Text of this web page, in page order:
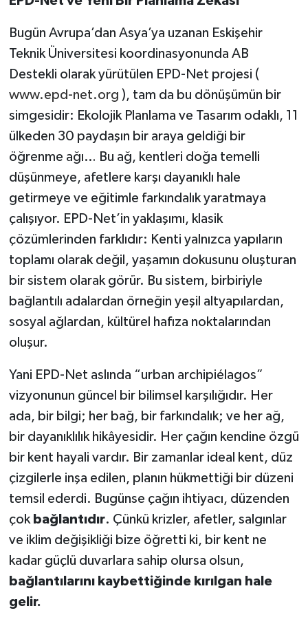
Bugün Avrupa’dan Asya’ya uzanan Eskişehir
Teknik Üniversitesi koordinasyonunda AB
Destekli olarak yürütülen EPD-Net projesi (
www.epd-net.org ), tam da bu dönüşümün bir
simgesidir: Ekolojik Planlama ve Tasarım odaklı, 11
ülkeden 30 paydaşın bir araya geldiği bir
öğrenme ağı… Bu ağ, kentleri doğa temelli
düşünmeye, afetlere karşı dayanıklı hale
getirmeye ve eğitimle farkındalık yaratmaya
çalışıyor. EPD-Net’in yaklaşımı, klasik
çözümlerinden farklıdır: Kenti yalnızca yapıların
toplamı olarak değil, yaşamın dokusunu oluşturan
bir sistem olarak görür. Bu sistem, birbiriyle
bağlantılı adalardan örneğin yeşil altyapılardan,
sosyal ağlardan, kültürel hafıza noktalarından
oluşur.
Yani EPD-Net aslında “urban archipiélagos”
vizyonunun güncel bir bilimsel karşılığıdır. Her
ada, bir bilgi; her bağ, bir farkındalık; ve her ağ,
bir dayanıklılık hikâyesidir. Her çağın kendine özgü
bir kent hayali vardır. Bir zamanlar ideal kent, düz
çizgilerle inşa edilen, planın hükmettiği bir düzeni
temsil ederdi. Bugünse çağın ihtiyacı, düzenden
çok bağlantıdır. Çünkü krizler, afetler, salgınlar
ve iklim değişikliği bize öğretti ki, bir kent ne
kadar güçlü duvarlara sahip olursa olsun,
bağlantılarını kaybettiğinde kırılgan hale
gelir.